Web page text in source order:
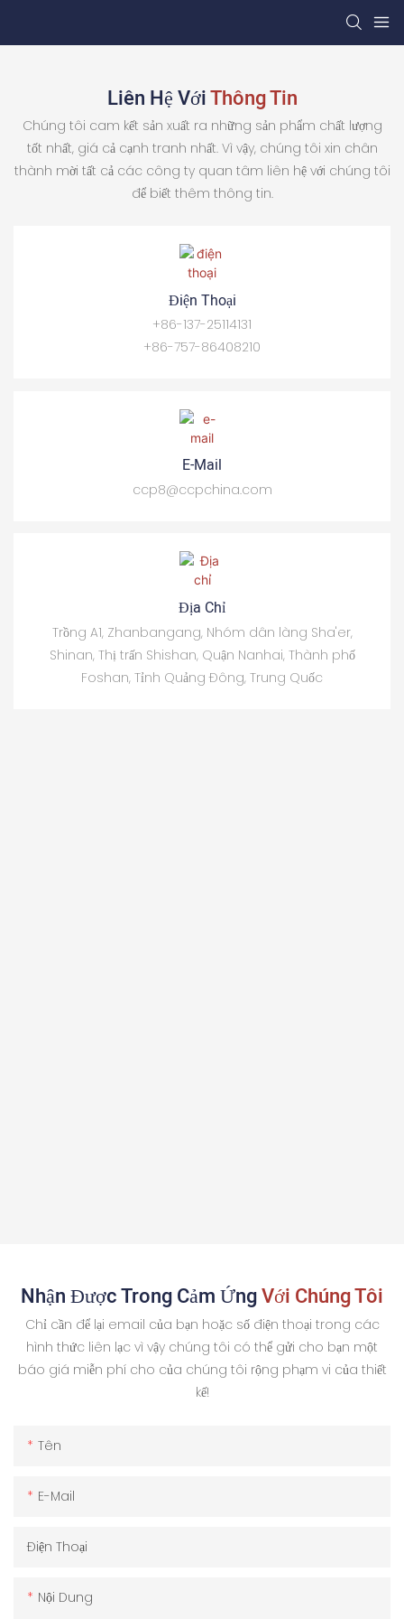
Liên Hệ VớiThông Tin
Chúng tôi cam kết sản xuất ra những sản phẩm chất lượng
tốt nhất, giá cả cạnh tranh nhất. Vì vậy, chúng tôi xin chân
thành mời tất cả các công ty quan tâm liên hệ với chúng tôi
để biết thêm thông tin.
Điện Thoại
+86-137-25114131
+86-757-86408210
E-Mail
ccp8@ccpchina.com
Địa Chỉ
Trồng A1, Zhanbangang, Nhóm dân làng Sha'er,
Shinan, Thị trấn Shishan, Quận Nanhai, Thành phố
Foshan, Tỉnh Quảng Đông, Trung Quốc
Nhận Được Trong Cảm ỨngVới Chúng Tôi
Chỉ cần để lại email của bạn hoặc số điện thoại trong các
hình thức liên lạc vì vậy chúng tôi có thể gửi cho bạn một
báo giá miễn phí cho của chúng tôi rộng phạm vi của thiết
kế!
Tên
E-Mail
Điện Thoại
Nội Dung